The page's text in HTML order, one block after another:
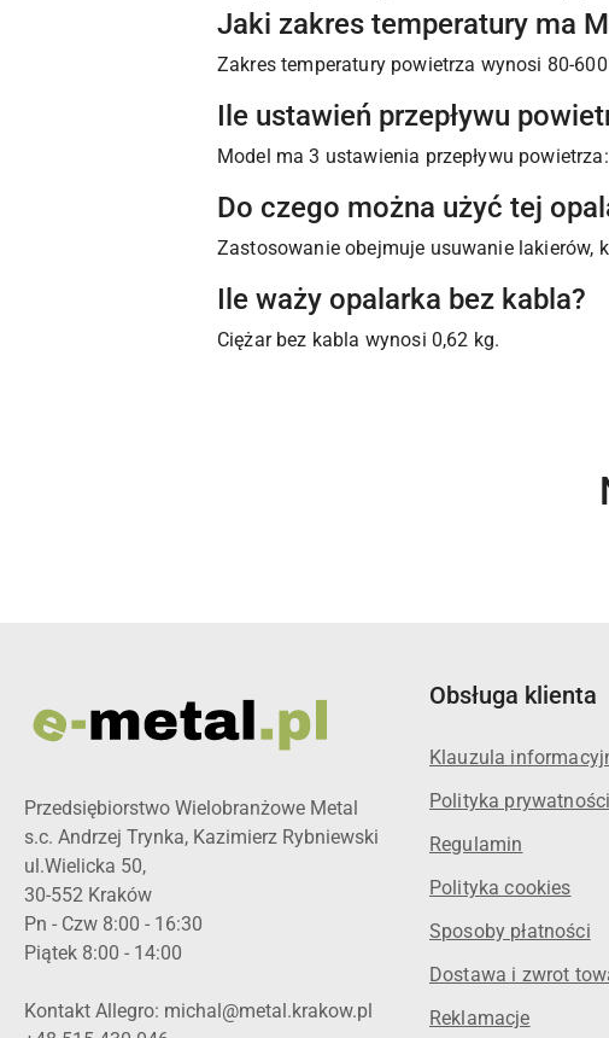
Jaki zakres temperatury ma
Zakres temperatury powietrza wynosi 80-
Ile ustawień przepływu
Model ma 3 ustawienia przepływu
Do czego można użyć tej
Zastosowanie obejmuje usuwanie lakierów,
Ile waży opalarka bez kabla?
Ciężar bez kabla wynosi 0,62 kg.
Przedsiębiorstwo Wielobranżowe Metal
s.c. Andrzej Trynka, Kazimierz Rybniewski
ul.Wielicka 50,
30-552 Kraków
Pn - Czw 8:00 - 16:30
Piątek 8:00 - 14:00
Kontakt Allegro: michal@metal.krakow.pl
Obsługa klienta
Klauzula
Polityka prywatności
Regulamin
Polityka cookies
Sposoby płatności
Dostawa i zwrot
Reklamacje